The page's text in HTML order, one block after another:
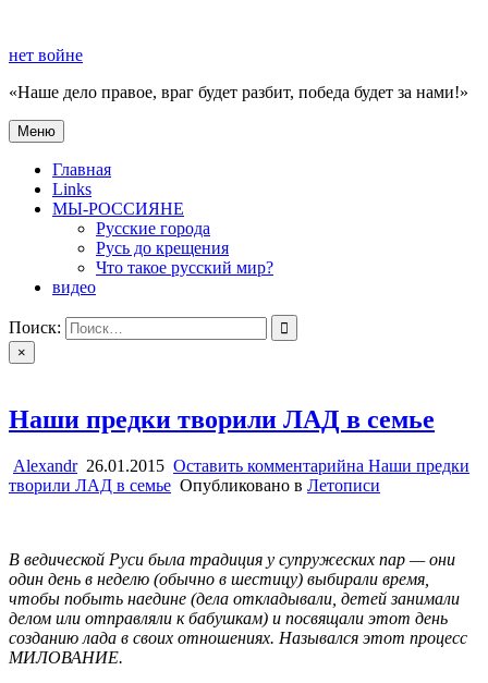
содержимому
нет войне
«Наше дело правое, враг будет разбит, победа будет за нами!»
нет войне
«Наше дело правое, враг будет разбит, победа будет за нами!»
Меню
Главная
Links
МЫ-РОССИЯНЕ
Русские города
Русь до крещения
Что такое русский мир?
видео
Поиск:
×
Наши предки творили ЛАД в семье
Alexandr 26.01.2015 Оставить комментарийна Наши предки
творили ЛАД в семье Опубликовано в Летописи
В ведической Руси была традиция у супружеских пар — они
один день в неделю (обычно в шестицу) выбирали время,
чтобы побыть наедине (дела откладывали, детей занимали
делом или отправляли к бабушкам) и посвящали этот день
созданию лада в своих отношениях. Назывался этот процесс
МИЛОВАНИЕ.